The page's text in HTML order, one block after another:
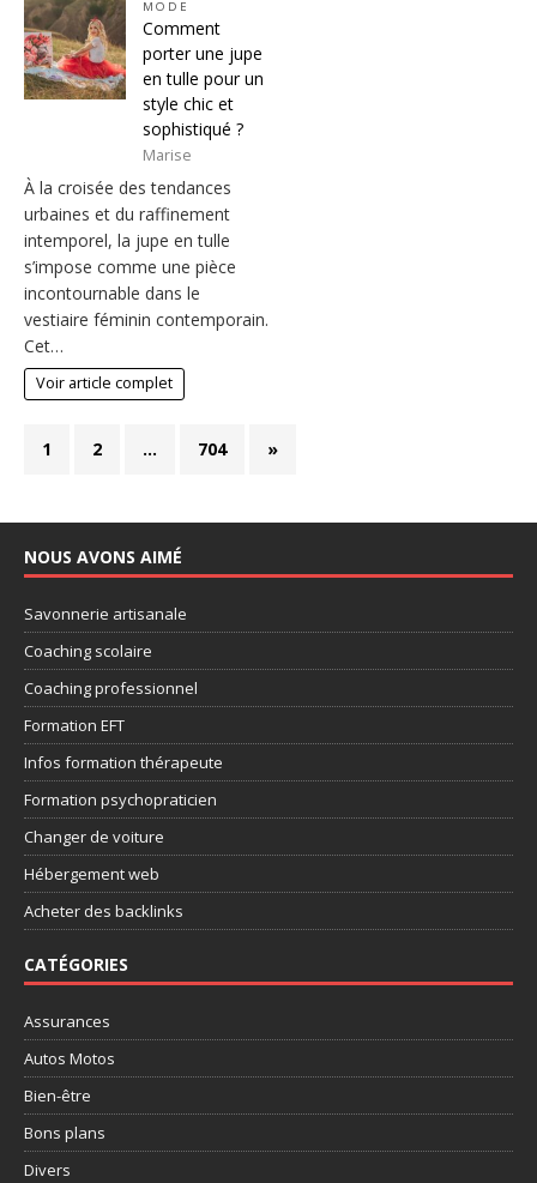
MODE
Comment
porter une jupe
en tulle pour un
style chic et
sophistiqué ?
Marise
À la croisée des tendances
urbaines et du raffinement
intemporel, la jupe en tulle
s’impose comme une pièce
incontournable dans le
vestiaire féminin contemporain.
Cet…
Voir article complet
1 2 … 704 »
NOUS AVONS AIMÉ
Savonnerie artisanale
Coaching scolaire
Coaching professionnel
Formation EFT
Infos formation thérapeute
Formation psychopraticien
Changer de voiture
Hébergement web
Acheter des backlinks
CATÉGORIES
Assurances
Autos Motos
Bien-être
Bons plans
Divers